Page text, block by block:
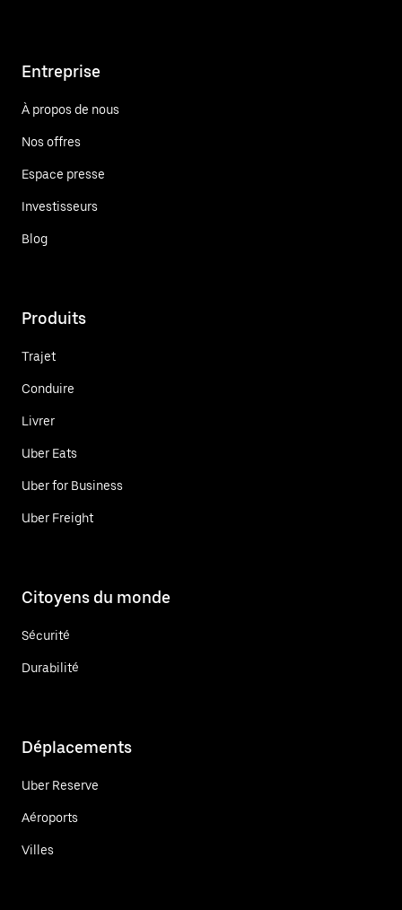
Entreprise
À propos de nous
Nos offres
Espace presse
Investisseurs
Blog
Produits
Trajet
Conduire
Livrer
Uber Eats
Uber for Business
Uber Freight
Citoyens du monde
Sécurité
Durabilité
Déplacements
Uber Reserve
Aéroports
Villes